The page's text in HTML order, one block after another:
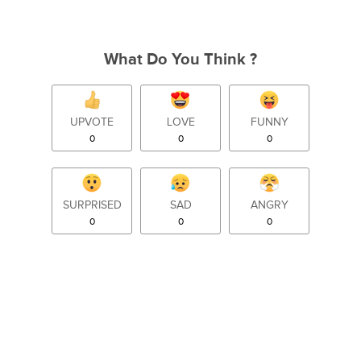
What Do You Think ?
UPVOTE
0
LOVE
0
FUNNY
0
SURPRISED
0
SAD
0
ANGRY
0